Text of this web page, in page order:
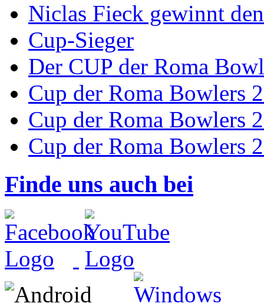
Niclas Fieck gewinnt
Cup-Sieger
Der CUP der Roma
Cup der Roma Bowlers
Cup der Roma Bowlers
Cup der Roma Bowlers
Finde uns auch bei